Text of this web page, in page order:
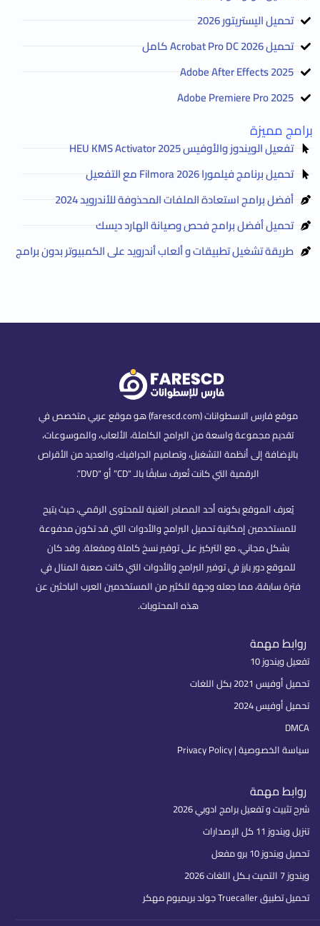
تحميل اليستريتور 2026
تحميل Acrobat Pro DC 2026 كامل
Adobe After Effects 2025
Adobe Premiere Pro 2025
برامج مميزة
تفعيل الويندوز والأوفيس HEU KMS Activator 2025
تحميل برنامج فيلمورا Filmora 2026 مع التفعيل
أفضل برامج استعادة الملفات المحذوفة للأندرويد 2024
تحميل أفضل برامج فحص وصيانة الهارد ديسك
طريقة تشغيل تطبيقات و ألعاب أندرويد على الكمبيوتر بدون برامج
موقع فارس الاسطوانات (farescd.com) هو موقع عربي متخصص في
تقديم مجموعة واسعة من البرامج الكاملة، الألعاب، والموسوعات،
بالإضافة إلى أنظمة التشغيل، وتصاميم الجرافيك، والعديد من الأقراص
الرقمية التي كانت تُعرف سابقًا بالـ “CD” أو “DVD”.
يُعرف الموقع بكونه أحد المصادر الغنية للمحتوى الرقمي، حيث يتيح
للمستخدمين إمكانية تحميل البرامج والأدوات التي قد تكون مدفوعة
بشكل مجاني، مع التركيز على توفير نسخ كاملة ومفعلة. وقد كان
للموقع دور بارز في توفير البرامج والأدوات التي كانت صعبة المنال في
فترة سابقة، مما جعله وجهة للكثير من المستخدمين العرب الباحثين عن
هذه المحتويات.
روابط مهمة
تفعيل ويندوز 10
تحميل أوفيس 2021 بكل اللغات
تحميل أوفيس 2024
DMCA
سياسة الخصوصية | Privacy Policy
روابط مهمة
شرح تثبيت و تفعيل برامج ادوبي 2026
تنزيل ويندوز 11 كل الإصدارات
تحميل ويندوز 10 برو مفعل
ويندوز 7 التميت بـكل اللغات 2026
تحميل تطبيق Truecaller جولد بريميوم مهكر